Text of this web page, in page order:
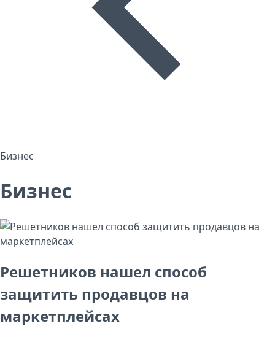
Бизнес
Бизнес
Решетников нашел способ
защитить продавцов на
маркетплейсах